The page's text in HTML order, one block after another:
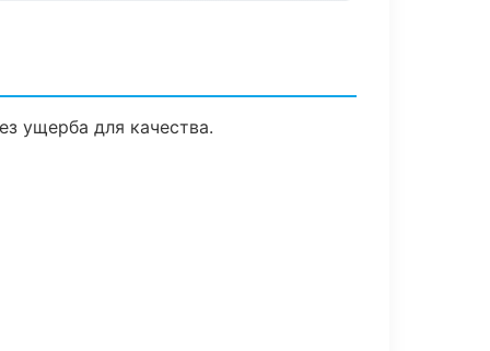
ущерба для качества.